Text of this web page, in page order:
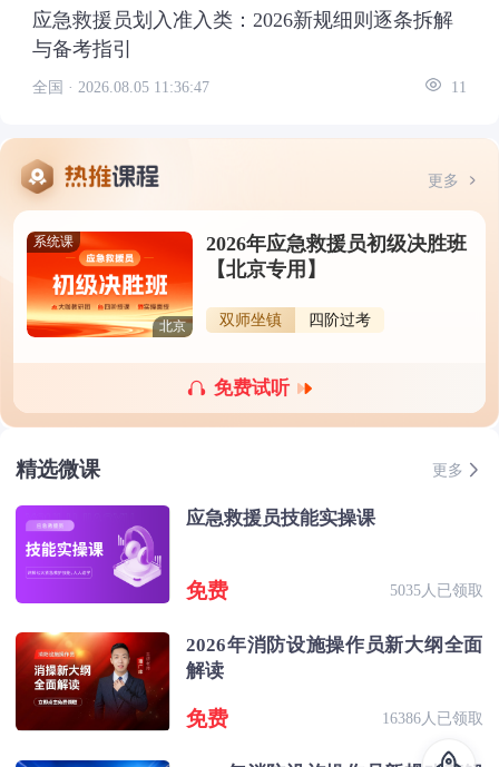
应急救援员划入准入类：2026新规细则逐条拆解
与备考指引
全国 · 2026.08.05 11:36:47 11
更多
系统课
北京
2026年应急救援员初级决胜班
【北京专用】
双师坐镇 四阶过考
免费试听
精选微课 更多
应急救援员技能实操课
免费 5035人已领取
2026年消防设施操作员新大纲全面
解读
免费 16386人已领取